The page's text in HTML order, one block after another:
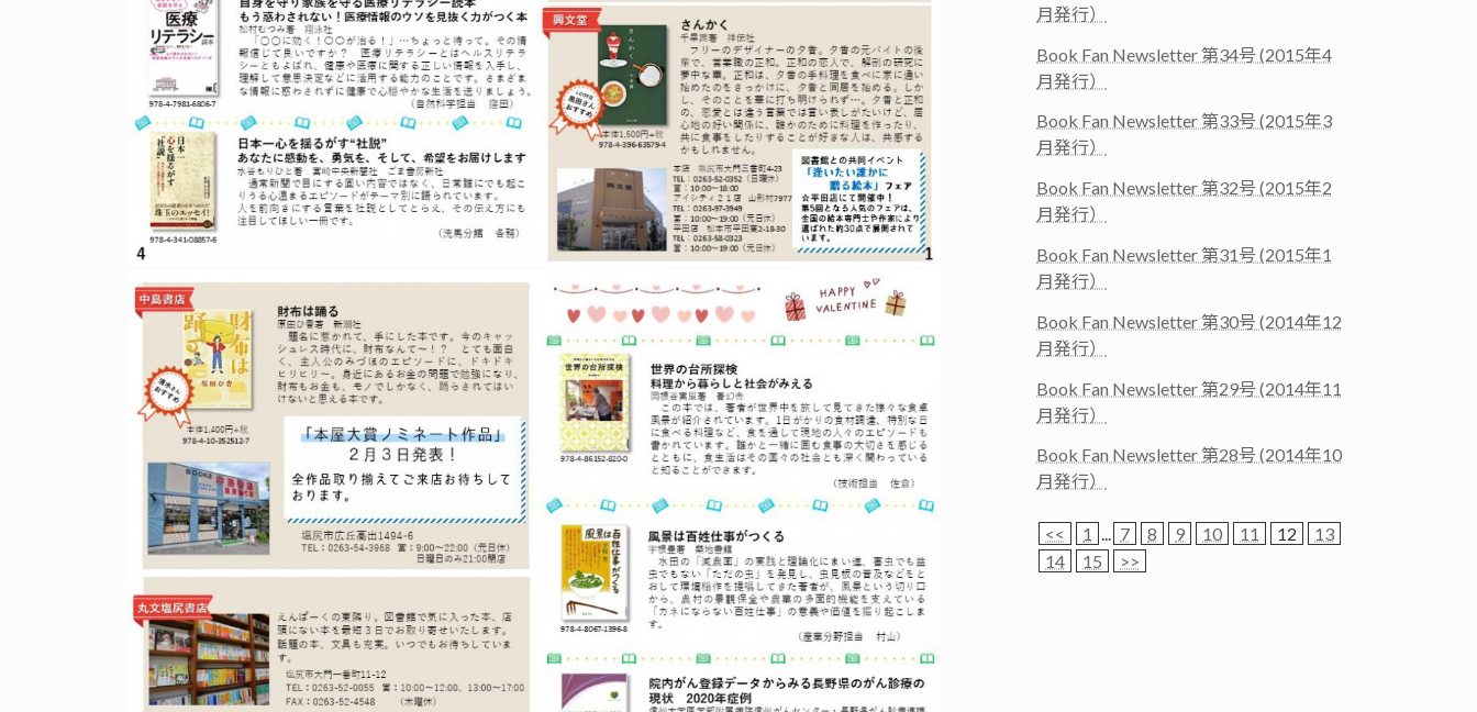
月発行）
Book Fan Newsletter 第34号 (2015年4
月発行）
Book Fan Newsletter 第33号 (2015年3
月発行）
Book Fan Newsletter 第32号 (2015年2
月発行）
Book Fan Newsletter 第31号 (2015年1
月発行）
Book Fan Newsletter 第30号 (2014年12
月発行）
Book Fan Newsletter 第29号 (2014年11
月発行）
Book Fan Newsletter 第28号 (2014年10
月発行）
<< 1 ... 7 8 9 10 11 12
13
14
15 >>